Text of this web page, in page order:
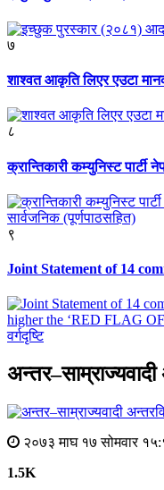
७
शाश्वत आकृति लिएर एउटा
८
क्रान्तिकारी कम्युनिस्ट पार्टी
९
Joint Statement of 14
वर्गदृष्टि
अन्तर–साम्राज्यवादी
२०७३ माघ १७ सोमवार
1.5K